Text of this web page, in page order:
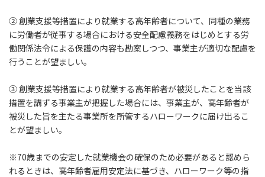
② 創業支援等措置により就業する高年齢者について、同種の業務
に労働者が従事する場合における安全配慮義務をはじめとする労
働関係法令による保護の内容も勘案しつつ、事業主が適切な配慮を
行うことが望ましい。
③ 創業支援等措置により就業する高年齢者が被災したことを当該
措置を講ずる事業主が把握した場合には、事業主が、高年齢者が
被災した旨を主たる事業所を所管するハローワークに届け出るこ
とが望ましい。
※70歳までの安定した就業機会の確保のため必要があると認めら
れるときは、高年齢者雇用安定法に基づき、ハローワーク等の指